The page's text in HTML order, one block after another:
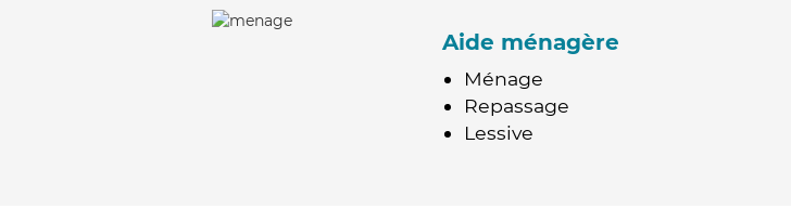
Aide ménagère
Ménage
Repassage
Lessive